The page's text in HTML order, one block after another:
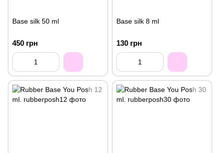
Base silk 50 ml
450 грн
Base silk 8 ml
130 грн